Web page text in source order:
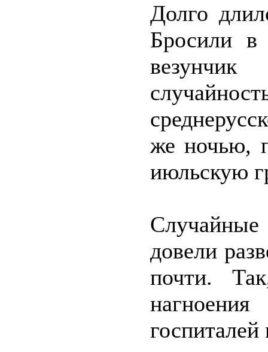
Долго
Бросили
же ночью,
июльскую
довели
почти.